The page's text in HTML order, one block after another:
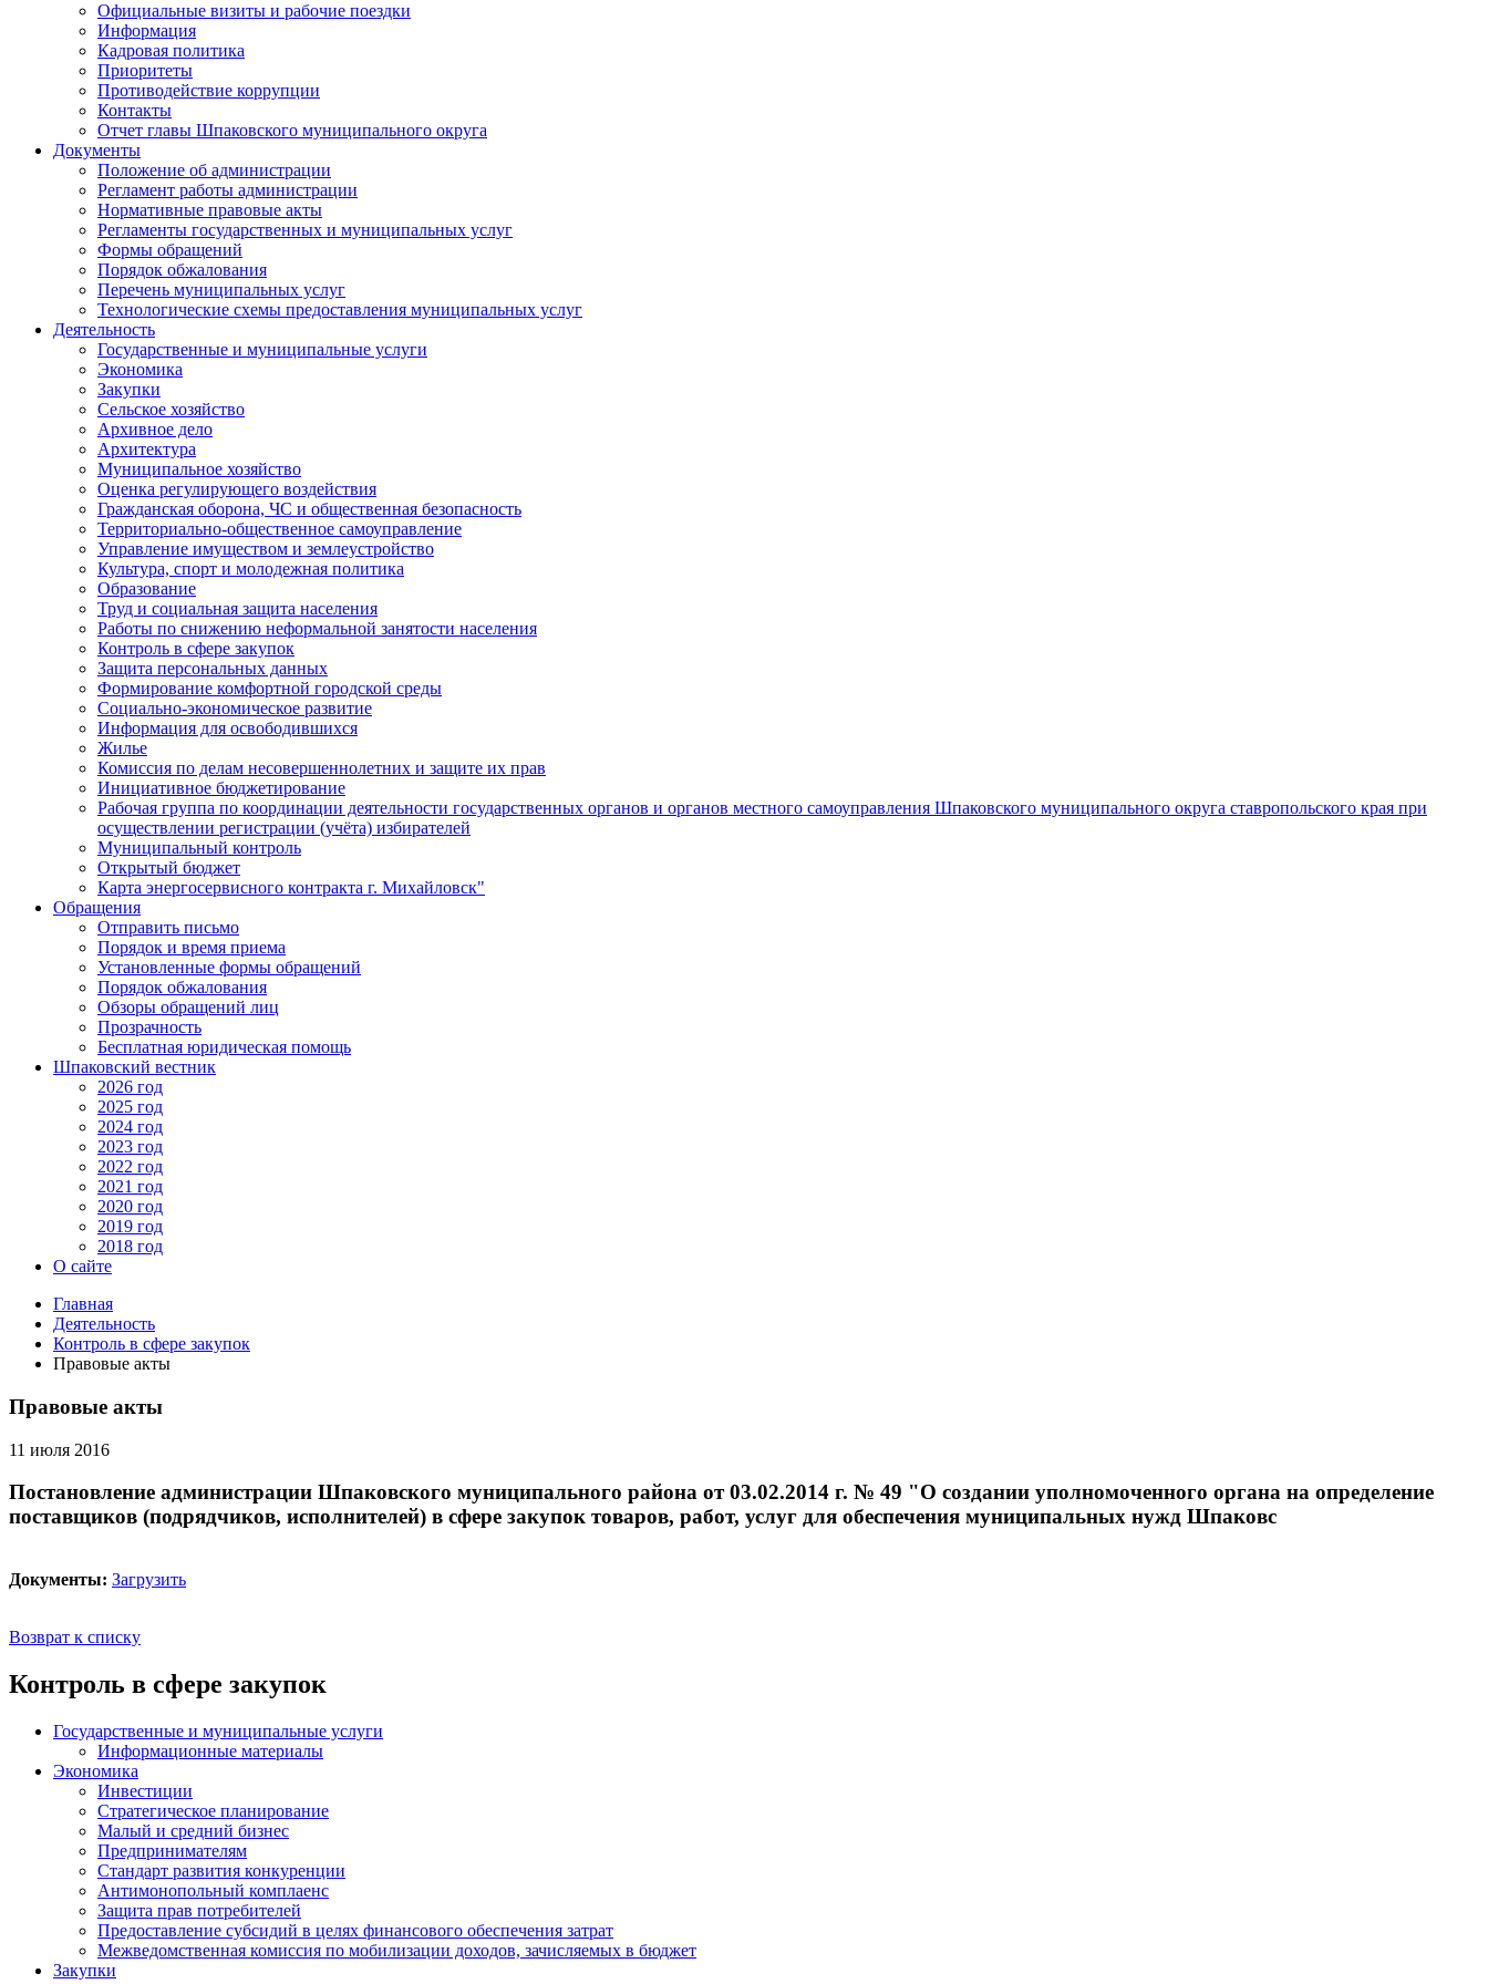
Официальные визиты и рабочие поездки
Информация
Кадровая политика
Приоритеты
Противодействие коррупции
Контакты
Отчет главы Шпаковского муниципального округа
Документы
Положение об администрации
Регламент работы администрации
Нормативные правовые акты
Регламенты государственных и муниципальных услуг
Формы обращений
Порядок обжалования
Перечень муниципальных услуг
Технологические схемы предоставления муниципальных услуг
Деятельность
Государственные и муниципальные услуги
Экономика
Закупки
Сельское хозяйство
Архивное дело
Архитектура
Муниципальное хозяйство
Оценка регулирующего воздействия
Гражданская оборона, ЧС и общественная безопасность
Территориально-общественное самоуправление
Управление имуществом и землеустройство
Культура, спорт и молодежная политика
Образование
Труд и социальная защита населения
Работы по снижению неформальной занятости населения
Контроль в сфере закупок
Защита персональных данных
Формирование комфортной городской среды
Социально-экономическое развитие
Информация для освободившихся
Жилье
Комиссия по делам несовершеннолетних и защите их прав
Инициативное бюджетирование
Рабочая группа по координации деятельности государственных органов и органов местного самоуправления Шпаковского муниципального округа ставропольского края при
осуществлении регистрации (учёта) избирателей
Муниципальный контроль
Открытый бюджет
Карта энергосервисного контракта г. Михайловск"
Обращения
Отправить письмо
Порядок и время приема
Установленные формы обращений
Порядок обжалования
Обзоры обращений лиц
Прозрачность
Бесплатная юридическая помощь
Шпаковский вестник
2026 год
2025 год
2024 год
2023 год
2022 год
2021 год
2020 год
2019 год
2018 год
О сайте
Главная
Деятельность
Контроль в сфере закупок
Правовые акты
Правовые акты
11 июля 2016
Постановление администрации Шпаковского муниципального района от 03.02.2014 г. № 49 "О создании уполномоченного органа на определение
поставщиков (подрядчиков, исполнителей) в сфере закупок товаров, работ, услуг для обеспечения муниципальных нужд Шпаковс
Документы: Загрузить
Возврат к списку
Контроль в сфере закупок
Государственные и муниципальные услуги
Информационные материалы
Экономика
Инвестиции
Стратегическое планирование
Малый и средний бизнес
Предпринимателям
Стандарт развития конкуренции
Антимонопольный комплаенс
Защита прав потребителей
Предоставление субсидий в целях финансового обеспечения затрат
Межведомственная комиссия по мобилизации доходов, зачисляемых в бюджет
Закупки